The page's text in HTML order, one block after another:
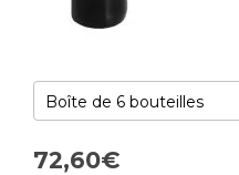
72,60€